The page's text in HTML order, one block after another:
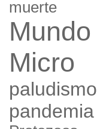
muerte
Mundo
Micro
paludismo
pandemia